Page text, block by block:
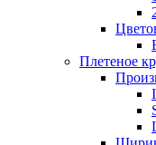
Плетеное